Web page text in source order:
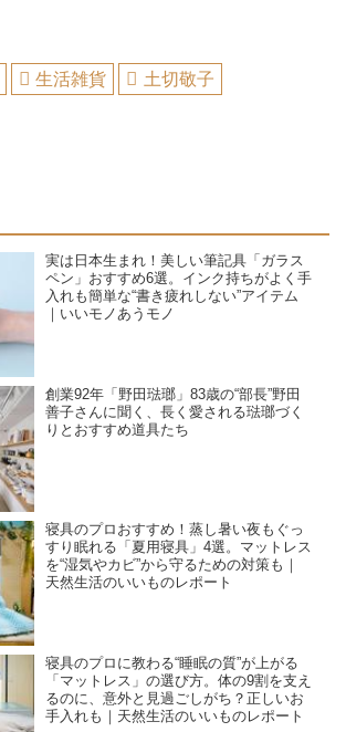
生活雑貨
土切敬子
実は日本生まれ！美しい筆記具「ガラス
ペン」おすすめ6選。インク持ちがよく手
入れも簡単な“書き疲れしない”アイテム
｜いいモノあうモノ
創業92年「野田琺瑯」83歳の“部長”野田
善子さんに聞く、長く愛される琺瑯づく
りとおすすめ道具たち
寝具のプロおすすめ！蒸し暑い夜もぐっ
すり眠れる「夏用寝具」4選。マットレス
を“湿気やカビ”から守るための対策も｜
天然生活のいいものレポート
寝具のプロに教わる“睡眠の質”が上がる
「マットレス」の選び方。体の9割を支え
るのに、意外と見過ごしがち？正しいお
手入れも｜天然生活のいいものレポート